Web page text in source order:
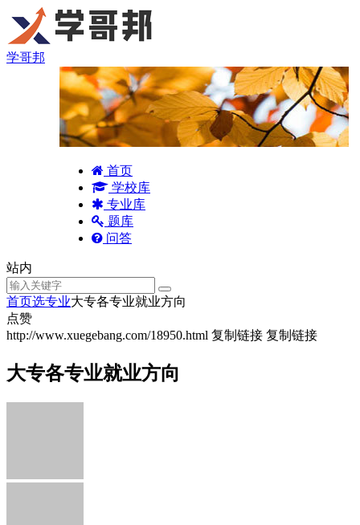
学哥邦
首页
学校库
专业库
题库
问答
站内
首页选专业大专各专业就业方向
点赞
http://www.xuegebang.com/18950.html 复制链接 复制链接
大专各专业就业方向